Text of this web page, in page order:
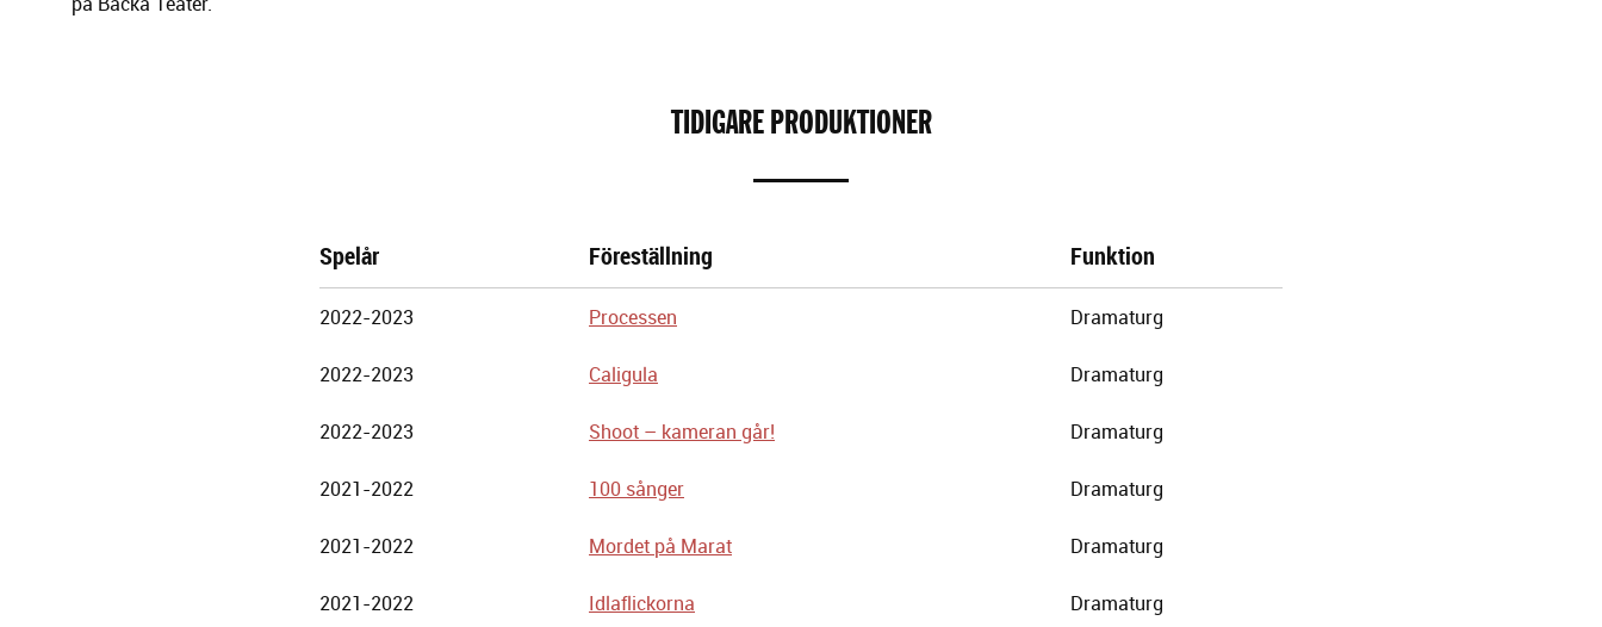
TIDIGARE PRODUKTIONER
Göteborgs
Spelår Föreställning Funktion
2022-2023 Processen Dramaturg
2022-2023 Caligula Dramaturg
2022-2023 Shoot – kameran går! Dramaturg
2021-2022 100 sånger Dramaturg
2021-2022 Mordet på Marat Dramaturg
2021-2022 Idlaflickorna Dramaturg